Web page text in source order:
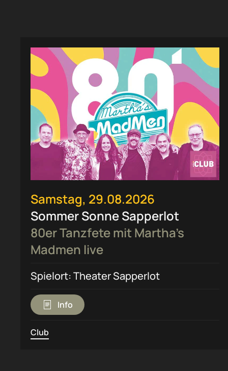
Samstag, 29.08.2026
Sommer Sonne Sapperlot
80er Tanzfete mit Martha’s
Madmen live
Spielort: Theater Sapperlot
Info
Club